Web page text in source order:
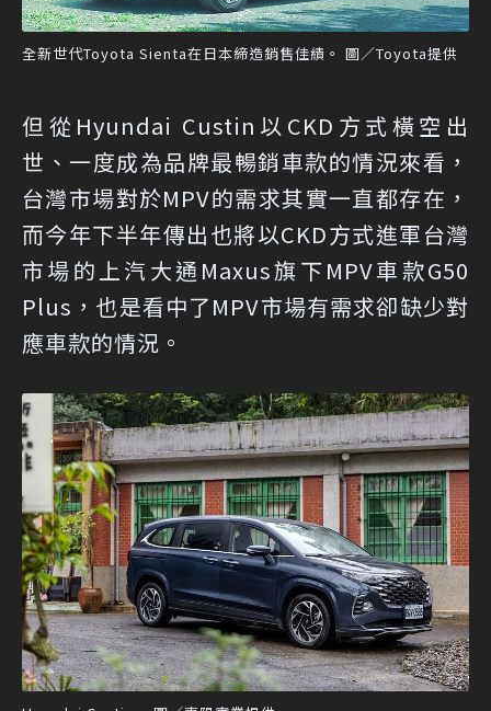
全新世代Toyota Sienta在日本締造銷售佳績。 圖／Toyota提供
但從Hyundai Custin以CKD方式橫空出
世、一度成為品牌最暢銷車款的情況來看，
台灣市場對於MPV的需求其實一直都存在，
而今年下半年傳出也將以CKD方式進軍台灣
市場的上汽大通Maxus旗下MPV車款G50
Plus，也是看中了MPV市場有需求卻缺少對
應車款的情況。